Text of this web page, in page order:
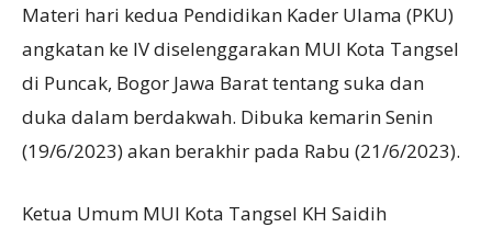
Materi hari kedua Pendidikan Kader Ulama (PKU)
angkatan ke IV diselenggarakan MUI Kota Tangsel
di Puncak, Bogor Jawa Barat tentang suka dan
duka dalam berdakwah. Dibuka kemarin Senin
(19/6/2023) akan berakhir pada Rabu (21/6/2023).
Ketua Umum MUI Kota Tangsel KH Saidih